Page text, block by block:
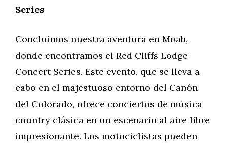
Series
Concluimos nuestra aventura en Moab,
donde encontramos el Red Cliffs Lodge
Concert Series. Este evento, que se lleva a
cabo en el majestuoso entorno del Cañón
del Colorado, ofrece conciertos de música
country clásica en un escenario al aire libre
impresionante. Los motociclistas pueden